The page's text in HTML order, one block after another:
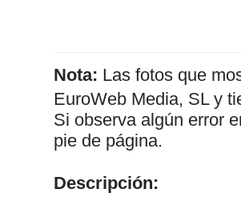
Nota: Las fotos que
EuroWeb Media, SL y
Si observa algún error
pie de página.
Descripción: